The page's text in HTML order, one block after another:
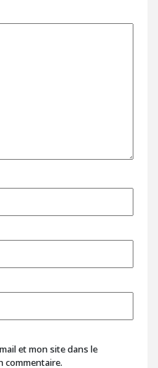
et mon site dans le
commentaire.